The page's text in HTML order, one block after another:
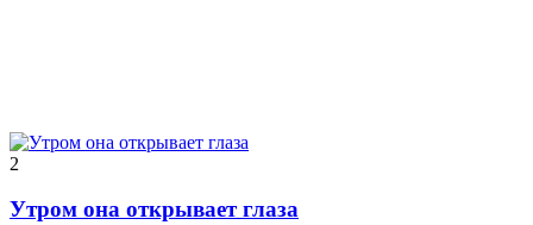
2
Утром она открывает глаза